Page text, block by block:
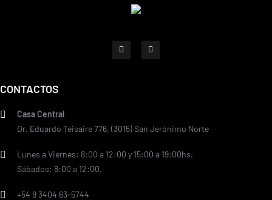
CONTACTOS
Casa Central
Dr. Eduardo Teisaire 776, (3015) San Jerónimo Norte
Lunes a Viernes: 8:00 a 12:00 y 15:00 a 19:00hs.
Sábados: 8:00 a 12:00.
+54 9 3404 63-5744